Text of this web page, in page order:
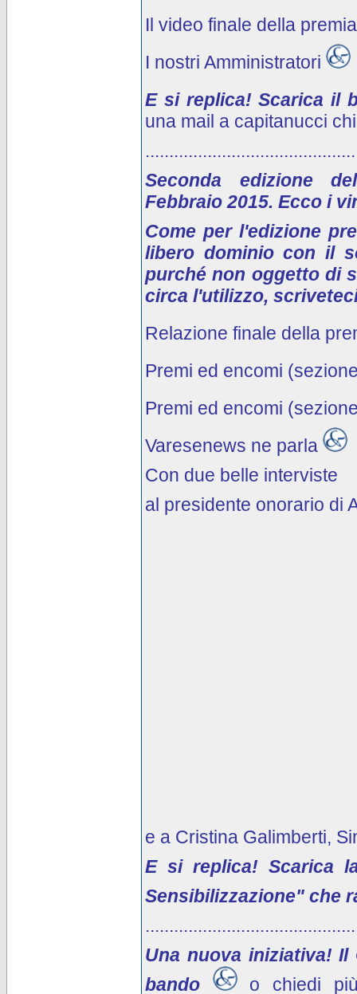
Il video finale della
I nostri Amministratori
E si replica! Scarica il
una mail a capitanucci
Seconda edizione
Febbraio 2015. Ecco i
Come per l'edizione
libero dominio con il
purché non oggetto di
circa l'utilizzo,
Relazione finale della
Premi ed encomi
Premi ed encomi
Varesenews ne parla
Con due belle interviste
al presidente onorario di
e a Cristina Galimberti,
E si replica! Scarica
Sensibilizzazione" che
Una nuova iniziativa!
bando
o chiedi più